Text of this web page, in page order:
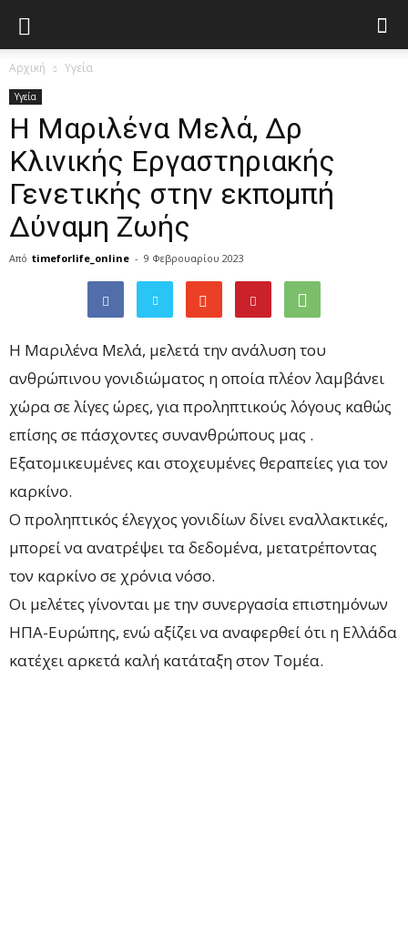
Αρχική Υγεία
Υγεία
H Μαριλένα Μελά, Δρ
Κλινικής Εργαστηριακής
Γενετικής στην εκπομπή
Δύναμη Ζωής
Από timeforlife_online - 9 Φεβρουαρίου 2023
H Μαριλένα Μελά, μελετά την ανάλυση του
ανθρώπινου γονιδιώματος η οποία πλέον λαμβάνει
χώρα σε λίγες ώρες, για προληπτικούς λόγους καθώς
επίσης σε πάσχοντες συνανθρώπους μας .
Εξατομικευμένες και στοχευμένες θεραπείες για τον
καρκίνο.
Ο προληπτικός έλεγχος γονιδίων δίνει εναλλακτικές,
μπορεί να ανατρέψει τα δεδομένα, μετατρέποντας
τον καρκίνο σε χρόνια νόσο.
Οι μελέτες γίνονται με την συνεργασία επιστημόνων
ΗΠΑ-Ευρώπης, ενώ αξίζει να αναφερθεί ότι η Ελλάδα
κατέχει αρκετά καλή κατάταξη στoν Τομέα.